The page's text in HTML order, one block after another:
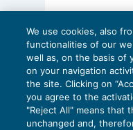
EU AI Act e
scadenze
27 Luglio 2026
di Diego Barberie
We use cookies, also
functionalities of our
well as, on the basis of
on your navigation
the site. Clicking on
you agree to the
"Reject All" means that
unchanged and,